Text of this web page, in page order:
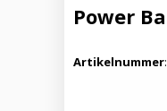
Power
Artikelnummer: